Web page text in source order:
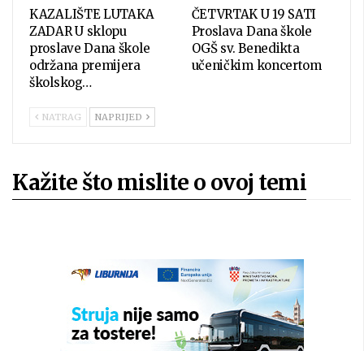
KAZALIŠTE LUTAKA
ZADAR U sklopu
proslave Dana škole
održana premijera
školskog…
ČETVRTAK U 19 SATI
Proslava Dana škole
OGŠ sv. Benedikta
učeničkim koncertom
NATRAG NAPRIJED
Kažite što mislite o ovoj temi